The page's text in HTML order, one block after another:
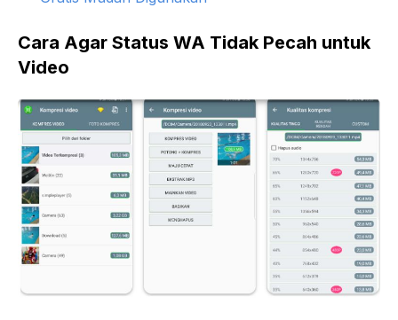
Cara Agar Status WA Tidak Pecah untuk
Video